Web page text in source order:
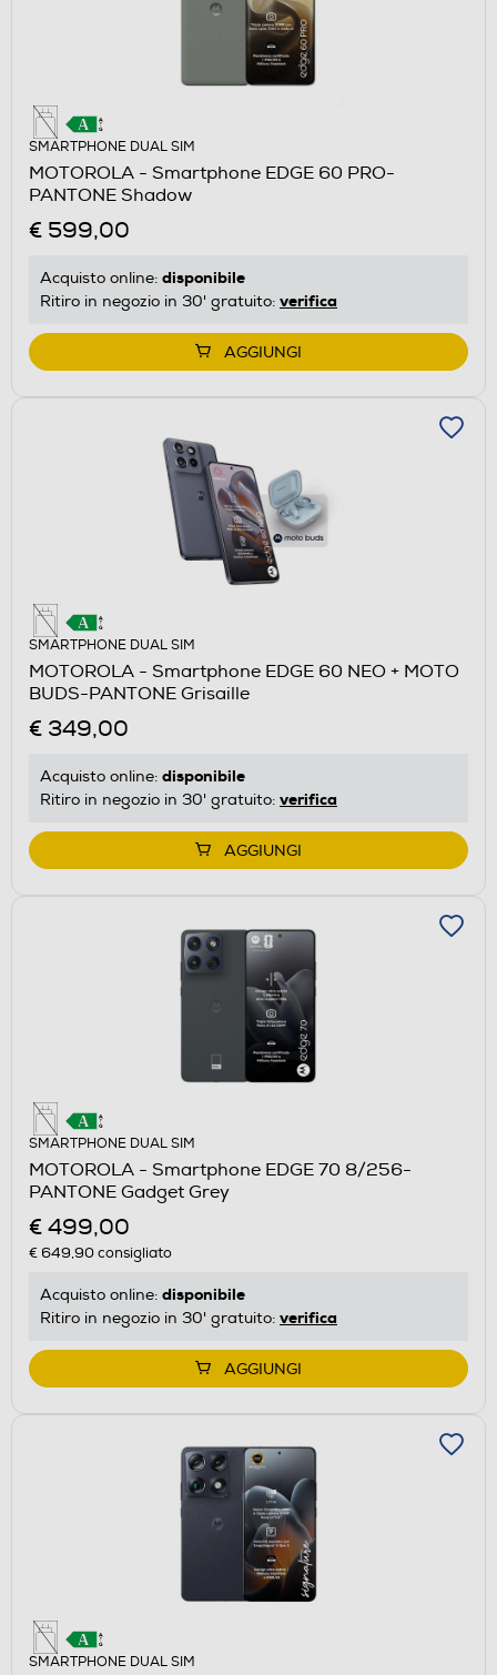
SMARTPHONE DUAL SIM
MOTOROLA - Smartphone EDGE 60 PRO-
PANTONE Shadow
€ 599,00
Acquisto online: disponibile
Ritiro in negozio in 30' gratuito: verifica
AGGIUNGI
SMARTPHONE DUAL SIM
MOTOROLA - Smartphone EDGE 60 NEO + MOTO
BUDS-PANTONE Grisaille
€ 349,00
Acquisto online: disponibile
Ritiro in negozio in 30' gratuito: verifica
AGGIUNGI
SMARTPHONE DUAL SIM
MOTOROLA - Smartphone EDGE 70 8/256-
PANTONE Gadget Grey
€ 499,00
€ 649,90consigliato
Acquisto online: disponibile
Ritiro in negozio in 30' gratuito: verifica
AGGIUNGI
SMARTPHONE DUAL SIM